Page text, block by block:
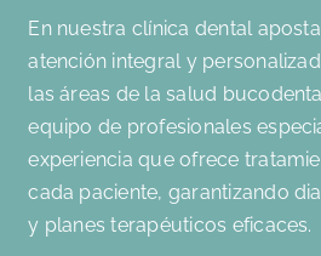
En nuestra clínica dental
atención integral y
las áreas de la salud
equipo de profesionales
experiencia que ofrece
cada paciente, garantizando
y planes terapéuticos eficaces.